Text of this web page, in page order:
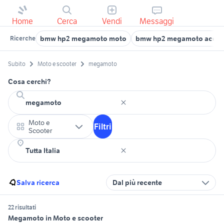
Home Cerca Vendi Messaggi
Ricerche bmw hp2 megamoto moto bmw hp2 megamoto
Subito Moto e scooter megamoto
Cosa cerchi?
Moto e
Scooter
Filtri
Salva ricerca Dal più recente
22 risultati
Megamoto in Moto e scooter